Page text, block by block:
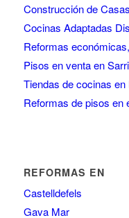
Construcción de Casas
Cocinas Adaptadas
Reformas
Pisos en venta en
Tiendas de cocinas en
Reformas de pisos en
REFORMAS EN
Castelldefels
Gava Mar